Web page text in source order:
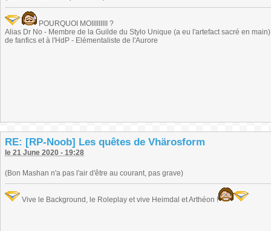
POURQUOI MOIIIIIIIII ?
Alias Dr No - Membre de la Guilde du Stylo Unique (a eu l'artefact sacré en
de fanfics et à l'HdP - Elémentaliste de l'Aurore
RE: [RP-Noob] Les quêtes de Vhärosform
le 21 June 2020 - 19:28
(Bon Mashan n'a pas l'air d'être au courant, pas grave)
Vive le Background, le Roleplay et vive Heimdal et Arthéon !